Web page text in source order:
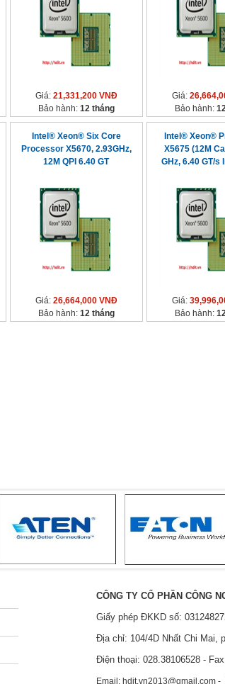
Giá: 21,331,200 VNĐ
Bảo hành: 12 tháng
Giá:
Bảo hành:
Intel® Xeon® Six Core
Processor X5670, 2.93GHz,
12M QPI 6.40 GT
Giá: 26,664,000 VNĐ
Bảo hành: 12 tháng
Intel® Xeon®
X5675 (12M
GHz, 6.40 GT/s
Giá:
Bảo hành:
CÔNG TY CỔ PHẦN CÔNG
Giấy phép ĐKKD số:
Địa chỉ: 104/4D Nhất Chi Mai,
Điện thoại: 028.38106528 -
Email: hdit.vn2013@gmail.com -